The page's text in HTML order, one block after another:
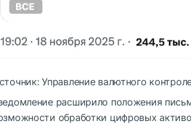
Управление валютного
расширило положения
обработки цифровых